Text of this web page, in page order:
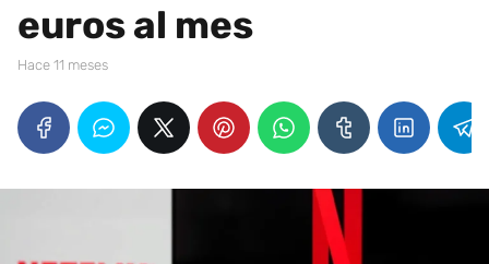
euros al mes
hace 11 meses